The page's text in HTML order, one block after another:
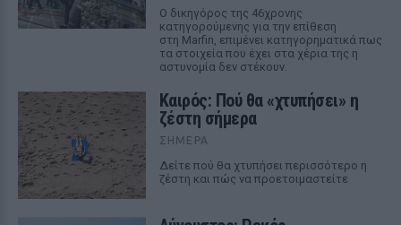
Ο δικηγόρος της 46χρονης
κατηγορούμενης για την επίθεση
στη Marfin, επιμένει κατηγορηματικά πως
τα στοιχεία που έχει στα χέρια της η
αστυνομία δεν στέκουν.
Καιρός: Πού θα «χτυπήσει» η
ζέστη σήμερα
ΣΉΜΕΡΑ
Δείτε πού θα χτυπήσει περισσότερο η
ζέστη και πώς να προετοιμαστείτε